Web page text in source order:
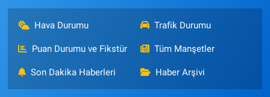
Hava Durumu Trafik Durumu
Puan Durumu ve Fikstür Tüm Manşetler
Son Dakika Haberleri Haber Arşivi